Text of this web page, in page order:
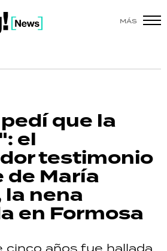
MÁS
que la
el
testimonio
de María
la nena
en Formosa
cinco años fue hallada